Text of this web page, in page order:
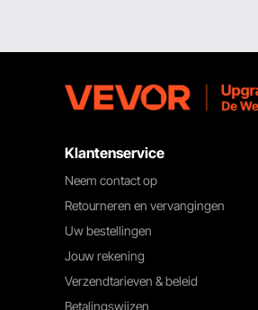
Klantenservice
Neem contact op
Retourneren en vervangingen
Uw bestellingen
Jouw rekening
Verzendtarieven & beleid
Betalingswijzen